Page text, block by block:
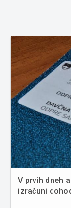
V prvih dneh
izračuni